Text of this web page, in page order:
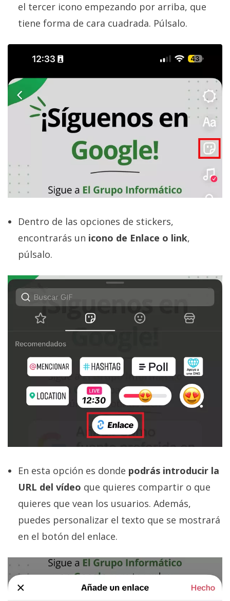
el tercer icono empezando por arriba, que
tiene forma de cara cuadrada. Púlsalo.
Dentro de las opciones de stickers,
encontrarás un icono de Enlace o link,
púlsalo.
En esta opción es donde podrás introducir la
URL del vídeo que quieres compartir o que
quieres que vean los usuarios. Además,
puedes personalizar el texto que se mostrará
en el botón del enlace.